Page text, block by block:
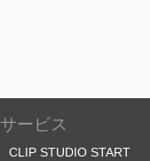
サービス
CLIP STUDIO START